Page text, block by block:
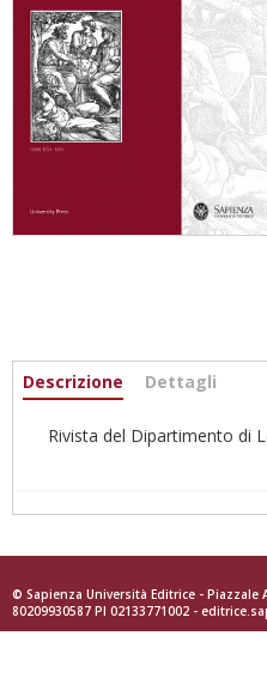
Informazioni
Descrizione (scheda
Dettagli
Rivista del Dipartimento di
© Sapienza Università Editrice - Piazzale
80209930587 PI 02133771002 -